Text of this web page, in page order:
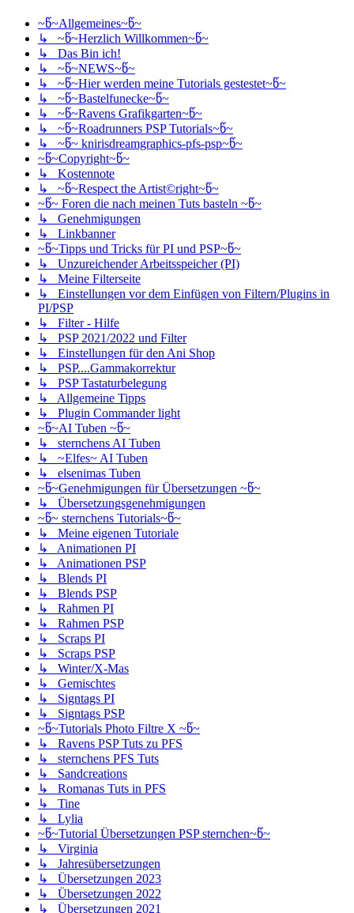
~წ~Allgemeines~წ~
↳ ~წ~Herzlich Willkommen~წ~
↳ Das Bin ich!
↳ ~წ~NEWS~წ~
↳ ~წ~Hier werden meine Tutorials gestestet~წ~
↳ ~წ~Bastelfunecke~წ~
↳ ~წ~Ravens Grafikgarten~წ~
↳ ~წ~Roadrunners PSP Tutorials~წ~
↳ ~წ~ knirisdreamgraphics-pfs-psp~წ~
~წ~Copyright~წ~
↳ Kostennote
↳ ~წ~Respect the Artist©right~წ~
~წ~ Foren die nach meinen Tuts basteln ~წ~
↳ Genehmigungen
↳ Linkbanner
~წ~Tipps und Tricks für PI und PSP~წ~
↳ Unzureichender Arbeitsspeicher (PI)
↳ Meine Filterseite
↳ Einstellungen vor dem Einfügen von Filtern/Plugins in
PI/PSP
↳ Filter - Hilfe
↳ PSP 2021/2022 und Filter
↳ Einstellungen für den Ani Shop
↳ PSP....Gammakorrektur
↳ PSP Tastaturbelegung
↳ Allgemeine Tipps
↳ Plugin Commander light
~წ~AI Tuben ~წ~
↳ sternchens AI Tuben
↳ ~Elfes~ AI Tuben
↳ elsenimas Tuben
~წ~Genehmigungen für Übersetzungen ~წ~
↳ Übersetzungsgenehmigungen
~წ~ sternchens Tutorials~წ~
↳ Meine eigenen Tutoriale
↳ Animationen PI
↳ Animationen PSP
↳ Blends PI
↳ Blends PSP
↳ Rahmen PI
↳ Rahmen PSP
↳ Scraps PI
↳ Scraps PSP
↳ Winter/X-Mas
↳ Gemischtes
↳ Signtags PI
↳ Signtags PSP
~წ~Tutorials Photo Filtre X ~წ~
↳ Ravens PSP Tuts zu PFS
↳ sternchens PFS Tuts
↳ Sandcreations
↳ Romanas Tuts in PFS
↳ Tine
↳ Lylia
~წ~Tutorial Übersetzungen PSP sternchen~წ~
↳ Virginia
↳ Jahresübersetzungen
↳ Übersetzungen 2023
↳ Übersetzungen 2022
↳ Übersetzungen 2021